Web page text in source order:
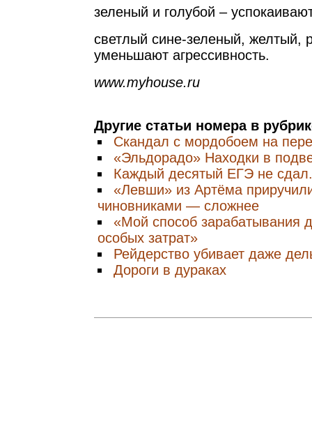
зеленый и голубой –
светлый сине-зеленый, желтый,
уменьшают агрессивность.
www.myhouse.ru
Другие статьи номера в
Скандал с мордобоем на
«Эльдорадо» Находки в
Каждый десятый ЕГЭ не
«Левши» из Артёма
чиновниками — сложнее
«Мой способ зарабатывания
особых затрат»
Рейдерство убивает даже
Дороги в дураках